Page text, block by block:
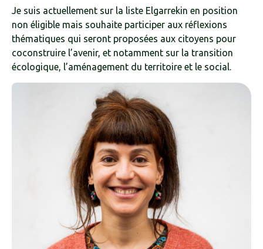
Je suis actuellement sur la liste Elgarrekin en position
non éligible mais souhaite participer aux réflexions
thématiques qui seront proposées aux citoyens pour
coconstruire l’avenir, et notamment sur la transition
écologique, l’aménagement du territoire et le social.